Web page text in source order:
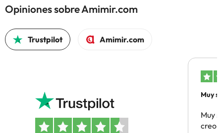
Opiniones sobre Amimir.com
Trustpilot Amimir.com
Muy
Muy
creo